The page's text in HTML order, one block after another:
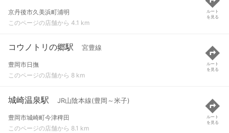
京丹後市久美浜町浦明
このページの店舗から 4.1 km
ルート
を見る
コウノトリの郷駅 宮豊線
豊岡市日撫
このページの店舗から 8 km
ルート
を見る
城崎温泉駅 JR山陰本線(豊岡～米子)
豊岡市城崎町今津稗田
このページの店舗から 8.1 km
ルート
を見る